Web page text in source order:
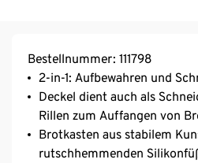
Bestellnummer: 111798
2-in-1: Aufbewahren und
Deckel dient auch als
Rillen zum Auffangen von
Brotkasten aus stabilem
rutschhemmenden